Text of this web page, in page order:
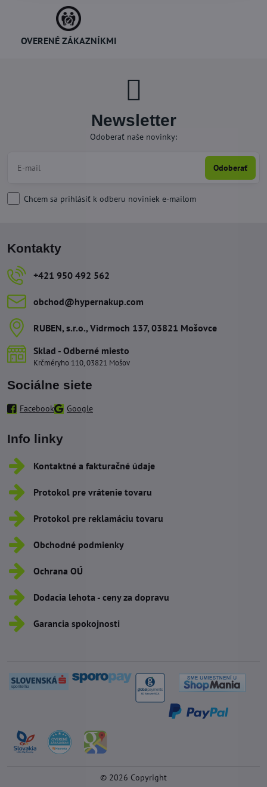
OVERENÉ ZÁKAZNÍKMI
Newsletter
Odoberať naše novinky:
Odoberať
Chcem sa prihlásiť k odberu noviniek e-mailom
Kontakty
+421 950 492 562
obchod​@hypernakup​.com
RUBEN, s​.r​.o​., Vidrmoch 137, 03821 Mošovce
Sklad - Odberné miesto
Krčméryho 110, 03821 Mošov
Sociálne siete
Facebook Google
Info linky
Kontaktné a fakturačné údaje
Protokol pre vrátenie tovaru
Protokol pre reklamáciu tovaru
Obchodné podmienky
Ochrana OÚ
Dodacia lehota - ceny za dopravu
Garancia spokojnosti
© 2026 Copyright